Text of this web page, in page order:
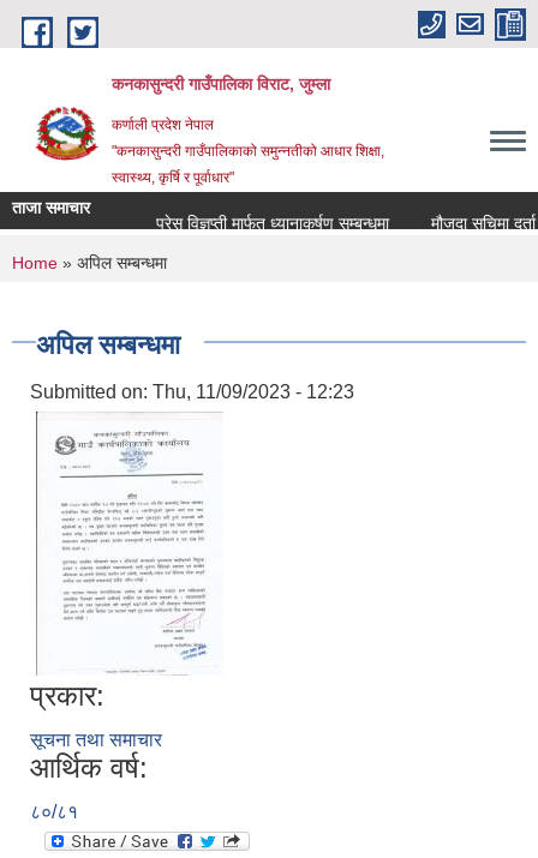
Skip to main content
कनकासुन्दरी गाउँपालिका विराट, जुम्ला
कर्णाली प्रदेश नेपाल
"कनकासुन्दरी गाउँपालिकाको समुन्नतीको आधार शिक्षा,
स्वास्थ्य, कृर्षि र पूर्वाधार"
ताजा समाचार
प्रेस विज्ञप्ती मार्फत ध्यानाकर्षण सम्बन्धमा
मौजुदा सुचिमा दर्ता
You are here
Home » अपिल सम्बन्धमा
अपिल सम्बन्धमा
Submitted on: Thu, 11/09/2023 - 12:23
प्रकार:
सूचना तथा समाचार
आर्थिक वर्ष:
८०/८१